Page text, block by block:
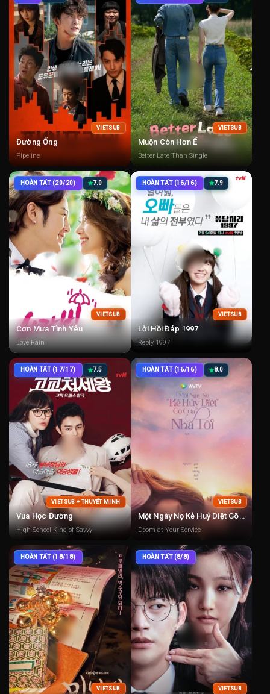
VIETSUB
Đường Ống
Pipeline
VIETSUB
Muộn Còn Hơn Ế
Better Late Than Single
HOÀN TẤT (20/20) 7.0
VIETSUB
Cơn Mưa Tình Yêu
Love Rain
HOÀN TẤT (16/16) 7.9
VIETSUB
Lời Hồi Đáp 1997
Reply 1997
HOÀN TẤT (17/17) 7.5
VIETSUB + THUYẾT MINH
Vua Học Đường
High School King of Savvy
HOÀN TẤT (16/16) 8.0
VIETSUB
Một Ngày Nọ Kẻ Huỷ Diệt Gõ Cửa Nhà Tôi
Doom at Your Service
HOÀN TẤT (18/18)
VIETSUB
HOÀN TẤT (8/8)
VIETSUB